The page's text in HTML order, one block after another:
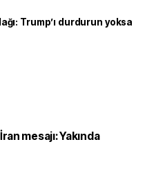
Trump’ı durdurun yoksa
mesajı: Yakında